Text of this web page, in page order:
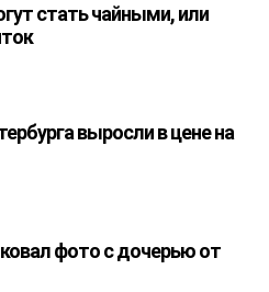
стать чайными, или
выросли в цене на
фото с дочерью от